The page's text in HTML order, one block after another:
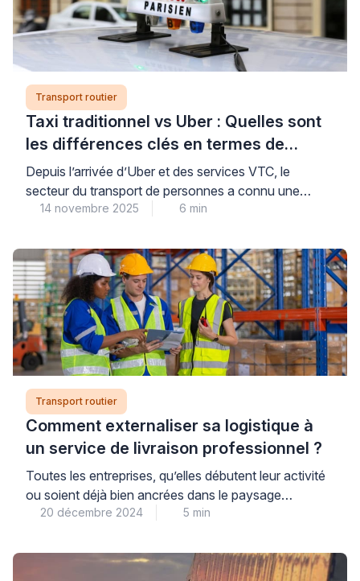
Transport routier
Taxi traditionnel vs Uber : Quelles sont
les différences clés en termes de
qualité de service, coûts et régulations
?
Depuis l’arrivée d’Uber et des services VTC, le
secteur du transport de personnes a connu une
véritable révolution. Entre taxis traditionnels et
nombreuses en termes de qualité de service, de
coûts et de régulations. Alors, quel mode de transport
privilégier ? Voici une analyse approfondie pour vous
aider à […]
14 novembre 2025 6 min
Transport routier
Comment externaliser sa logistique à
un service de livraison professionnel ?
Toutes les entreprises, qu’elles débutent leur activité
ou soient déjà bien ancrées dans le paysage
économique, se questionnent régulièrement sur le
la chaîne d’approvisionnement ou encore d’améliorer
leur service client. Une solution de plus en plus
20 décembre 2024 5 min